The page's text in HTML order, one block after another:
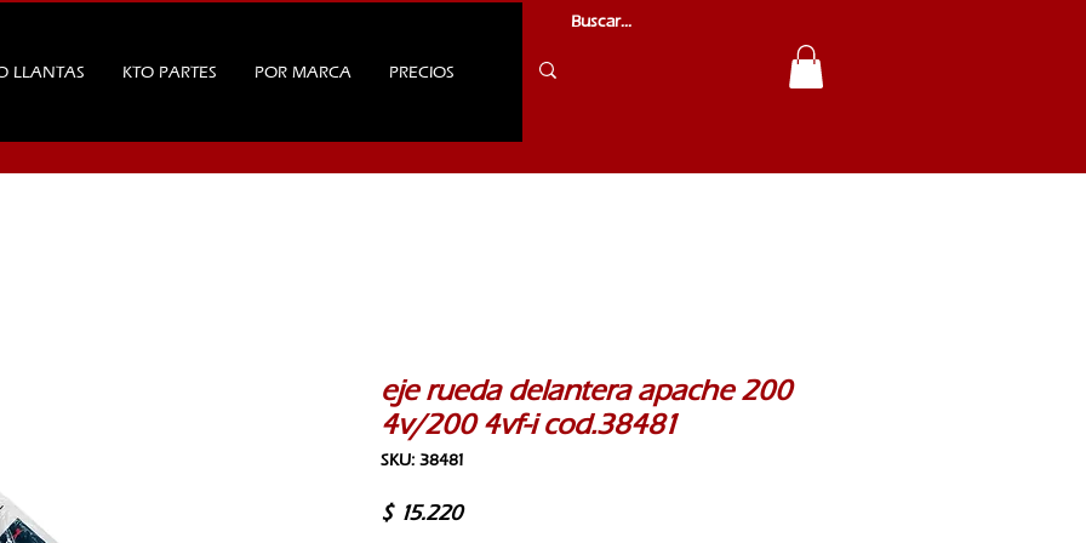
LLANTAS KTO PARTES POR MARCA PRECIOS
eje rueda delantera apache 200
4v/200 4vf-i cod.38481
SKU: 38481
$ 15.220Precio